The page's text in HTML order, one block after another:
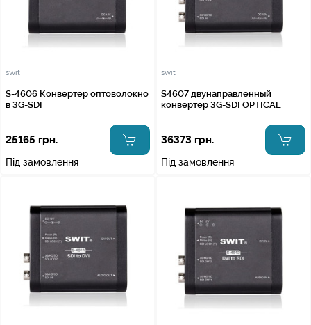
swit
S-4606 Конвертер оптоволокно
в 3G-SDI
25165 грн.
Під замовлення
swit
S4607 двунаправленный
конвертер 3G-SDI OPTICAL
36373 грн.
Під замовлення